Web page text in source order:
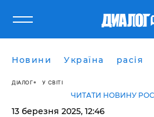
Новини Україна расія
ДІАЛОГ У СВІТІ
ЧИТАТИ НОВИНУ
13 березня 2025, 12:46